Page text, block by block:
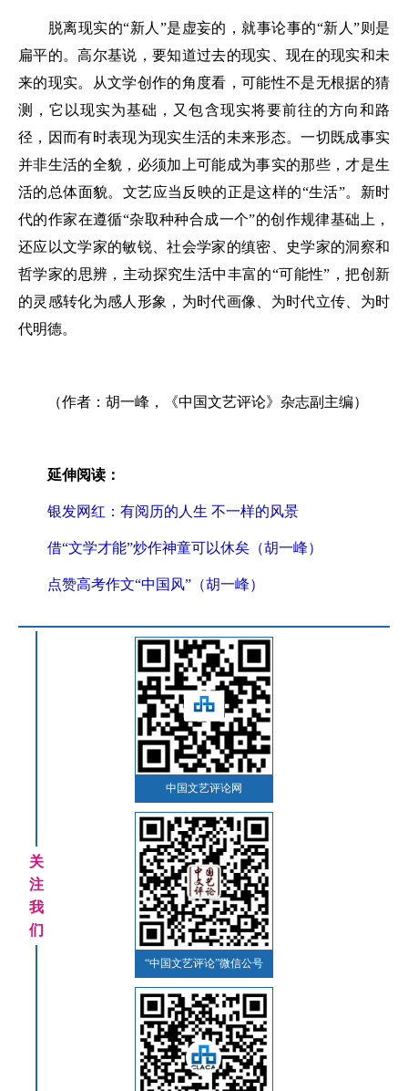
脱离现实的“新人”是虚妄的，就事论事的“新人”则是
扁平的。高尔基说，要知道过去的现实、现在的现实和未
来的现实。从文学创作的角度看，可能性不是无根据的猜
测，它以现实为基础，又包含现实将要前往的方向和路
径，因而有时表现为现实生活的未来形态。一切既成事实
并非生活的全貌，必须加上可能成为事实的那些，才是生
活的总体面貌。文艺应当反映的正是这样的“生活”。新时
代的作家在遵循“杂取种种合成一个”的创作规律基础上，
还应以文学家的敏锐、社会学家的缜密、史学家的洞察和
哲学家的思辨，主动探究生活中丰富的“可能性”，把创新
的灵感转化为感人形象，为时代画像、为时代立传、为时
代明德。
（作者：胡一峰，《中国文艺评论》杂志副主编）
延伸阅读：
银发网红：有阅历的人生 不一样的风景
借“文学才能”炒作神童可以休矣（胡一峰）
点赞高考作文“中国风”（胡一峰）
关
注
我
们
中国文艺评论网
“中国文艺评论”微信公号